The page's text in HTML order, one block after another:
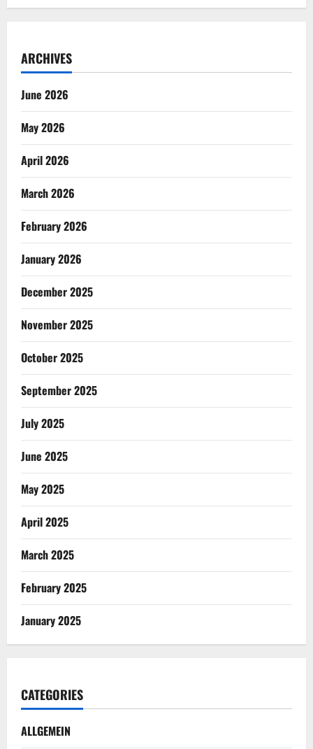
ARCHIVES
June 2026
May 2026
April 2026
March 2026
February 2026
January 2026
December 2025
November 2025
October 2025
September 2025
July 2025
June 2025
May 2025
April 2025
March 2025
February 2025
January 2025
CATEGORIES
ALLGEMEIN